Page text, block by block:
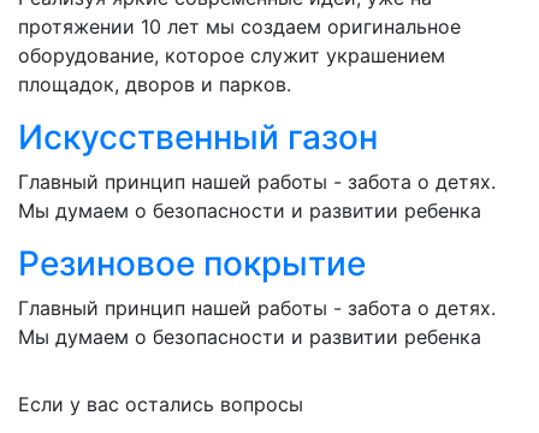
протяжении 10 лет мы создаем оригинальное
оборудование, которое служит украшением
площадок, дворов и парков.
Искусственный газон
Главный принцип нашей работы - забота о детях.
Мы думаем о безопасности и развитии ребенка
Резиновое покрытие
Главный принцип нашей работы - забота о детях.
Мы думаем о безопасности и развитии ребенка
Если у вас остались вопросы